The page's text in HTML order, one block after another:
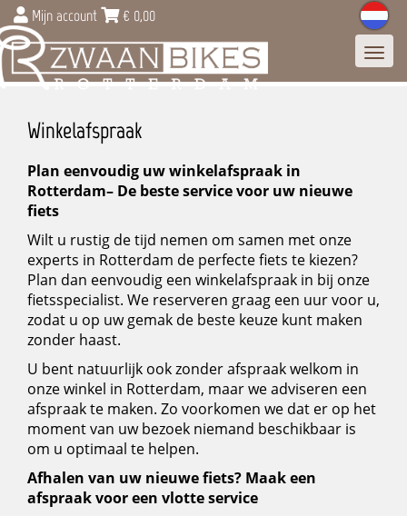
Mijn account € 0,00
Winkelafspraak
Plan eenvoudig uw winkelafspraak in
Rotterdam– De beste service voor uw nieuwe
fiets
Wilt u rustig de tijd nemen om samen met onze
experts in Rotterdam de perfecte fiets te kiezen?
Plan dan eenvoudig een winkelafspraak in bij onze
fietsspecialist. We reserveren graag een uur voor u,
zodat u op uw gemak de beste keuze kunt maken
zonder haast.
U bent natuurlijk ook zonder afspraak welkom in
onze winkel in Rotterdam, maar we adviseren een
afspraak te maken. Zo voorkomen we dat er op het
moment van uw bezoek niemand beschikbaar is
om u optimaal te helpen.
Afhalen van uw nieuwe fiets? Maak een
afspraak voor een vlotte service